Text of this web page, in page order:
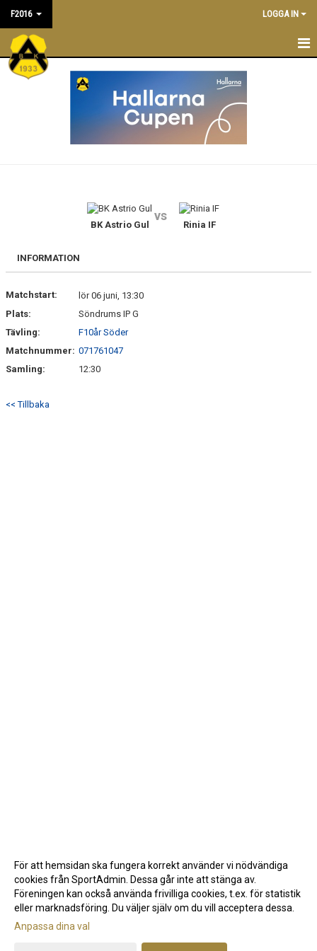
F2016 LOGGA IN
F 2016
BILDGALLERI
ANMÄLAN
ÖVERGÅNGSPOLICY
BK Astrio Gul
vs
Rinia IF
INFORMATION
Matchstart:
lör 06 juni, 13:30
Plats:
Söndrums IP G
Tävling:
F10år Söder
Matchnummer: 071761047
Samling:
12:30
<< Tillbaka
Gå till Webbversion
För att hemsidan ska fungera korrekt använder vi nödvändiga
cookies från SportAdmin. Dessa går inte att stänga av.
Föreningen kan också använda frivilliga cookies, t.ex. för statistik
eller marknadsföring. Du väljer själv om du vill acceptera dessa.
Anpassa dina val